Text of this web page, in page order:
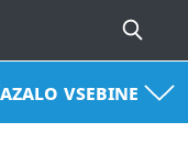
vsebine